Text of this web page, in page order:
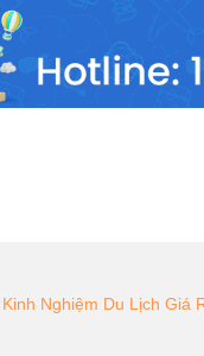
Nghiệm Du Lịch Giá